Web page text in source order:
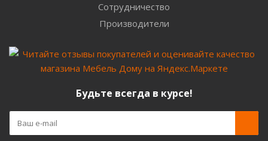
Сотрудничество
Производители
Будьте всегда в курсе!